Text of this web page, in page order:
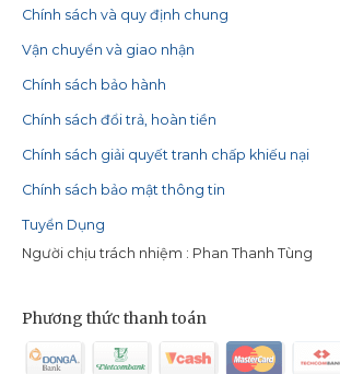
Chính sách và quy định chung
Vận chuyển và giao nhận
Chính sách bảo hành
Chính sách đổi trả, hoàn tiền
Chính sách giải quyết tranh chấp khiếu nại
Chính sách bảo mật thông tin
Tuyển Dụng
Người chịu trách nhiệm : Phan Thanh Tùng
Phương thức thanh toán